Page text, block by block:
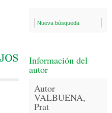
Nueva búsqueda
Información del
autor
Autor
VALBUENA,
Prat